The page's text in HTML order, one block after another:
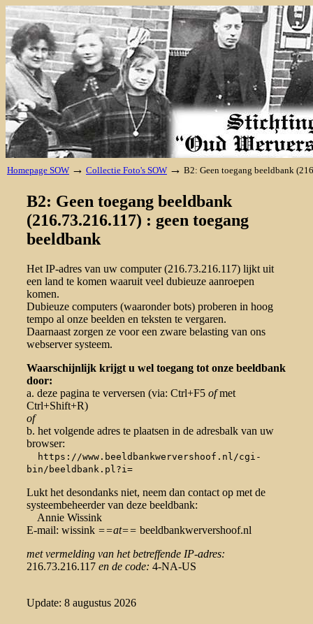
Homepage SOW → Collectie Foto's SOW → B2: Geen toegang beeldbank
B2: Geen toegang beeldbank
(216.73.216.117) : geen toegang
beeldbank
Het IP-adres van uw computer (216.73.216.117) lijkt uit
een land te komen waaruit veel dubieuze aanroepen
komen.
Dubieuze computers (waaronder bots) proberen in hoog
tempo al onze beelden en teksten te vergaren.
Daarnaast zorgen ze voor een zware belasting van ons
webserver systeem.
Waarschijnlijk krijgt u wel toegang tot onze beeldbank
door:
a. deze pagina te verversen (via: Ctrl+F5 ofmet
Ctrl+Shift+R)
of
b. het volgende adres te plaatsen in de adresbalk van uw
browser:
https://www.beeldbankwervershoof.nl/cgi-
bin/beeldbank.pl?i=
Lukt het desondanks niet, neem dan contact op met de
systeembeheerder van deze beeldbank:
Annie Wissink
E-mail: wissink ==at== beeldbankwervershoof.nl
met vermelding van het betreffende IP-adres:
216.73.216.117 en de code: 4-NA-US
Update: 8 augustus 2026